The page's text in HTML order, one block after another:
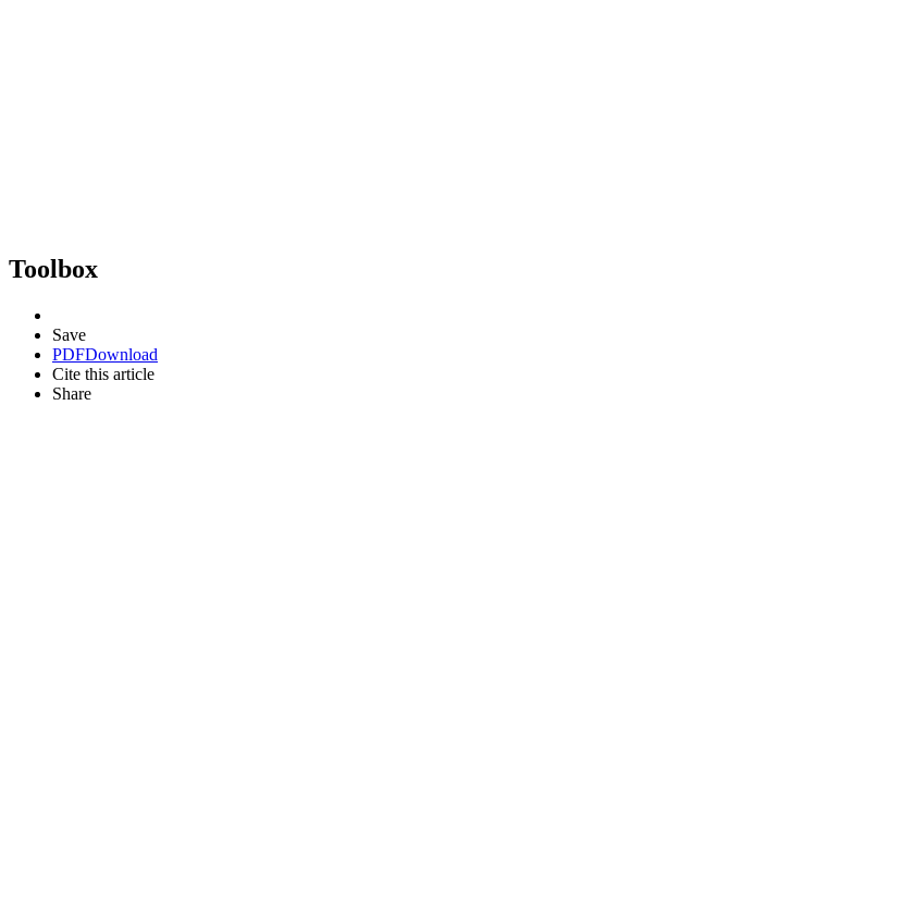
Toolbox
Save
PDFDownload
Cite this article
Share